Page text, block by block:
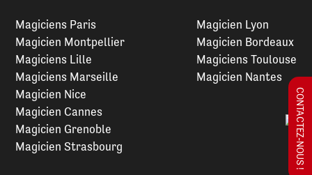
CONTACTEZ-NOUS !
Magiciens Paris
Magicien Montpellier
Magiciens Lille
Magiciens Marseille
Magicien Lyon
Magicien Bordeaux
Magiciens Toulouse
Magicien Nantes
Magicien Nice
Magicien Cannes
Magicien Grenoble
Magicien Strasbourg